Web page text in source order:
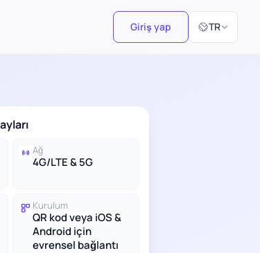
Giriş yap TR
Dil Seçiniz
Ağ
4G/LTE & 5G
Kurulum
QR kod veya iOS &
Android için
evrensel bağlantı